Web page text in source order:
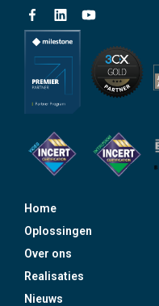
Home
Oplossingen
Over ons
Realisaties
Nieuws